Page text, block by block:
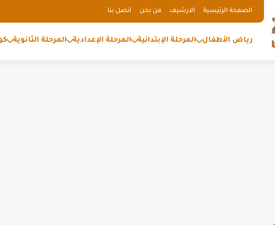
الصفحة الرئيسية الارشيف من نحن اتصل بنا
رياض الأطفال المرحلة الإبتدائية المرحلة الإعدادية المرحلة الثانوية